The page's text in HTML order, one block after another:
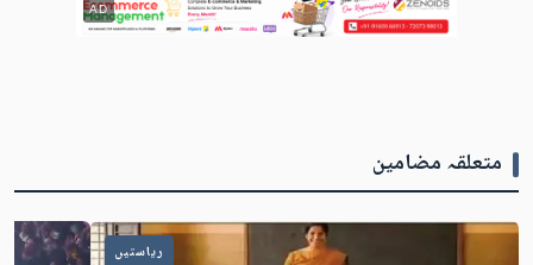
AD
متعلقہ مضامین
ریاستیں